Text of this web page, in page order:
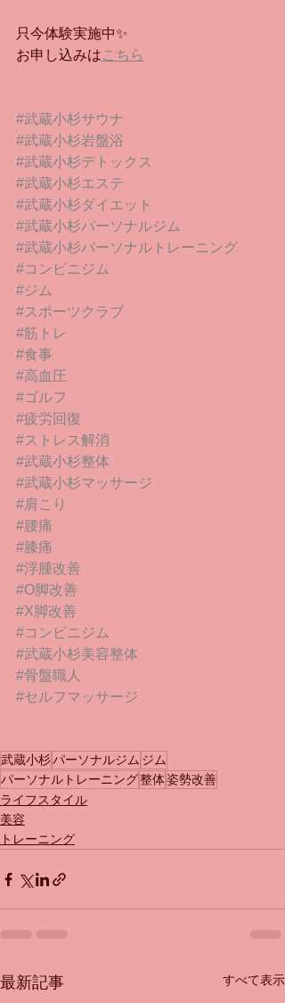
只今体験実施中✨
お申し込みはこちら
#武蔵小杉サウナ
#武蔵小杉岩盤浴
#武蔵小杉デトックス
#武蔵小杉エステ
#武蔵小杉ダイエット
#武蔵小杉パーソナルジム
#武蔵小杉パーソナルトレーニング
#コンビニジム
#ジム
#スポーツクラブ
#筋トレ
#食事
#高血圧
#ゴルフ
#疲労回復
#ストレス解消
#武蔵小杉整体
#武蔵小杉マッサージ
#肩こり
#腰痛
#膝痛
#浮腫改善
#O脚改善
#X脚改善
#コンビニジム
#武蔵小杉美容整体
#骨盤職人
#セルフマッサージ
武蔵小杉パーソナルジム ジム
パーソナルトレーニング整体姿勢改善
ライフスタイル
美容
トレーニング
最新記事 すべて表示